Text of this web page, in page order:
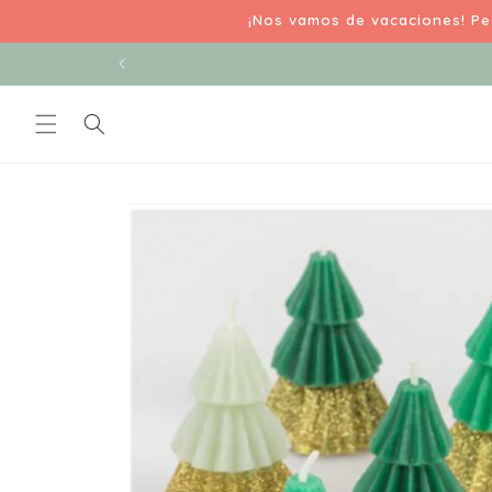
al contenido
¡Nos vamos de vacaciones!